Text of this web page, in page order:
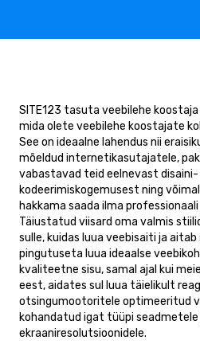
SITE123 tasuta veebilehe
mida olete veebilehe koostajate
See on ideaalne lahendus nii
mõeldud internetikasutajatele,
vabastavad teid eelnevast disaini-
kodeerimiskogemusest ning
hakkama saada ilma
Täiustatud viisard oma valmis
sulle, kuidas luua veebisaiti ja
pingutuseta luua ideaalse
kvaliteetne sisu, samal ajal kui
eest, aidates sul luua täielikult
otsingumootoritele optimeeritud
kohandatud igat tüüpi seadmetele
ekraaniresolutsioonidele.